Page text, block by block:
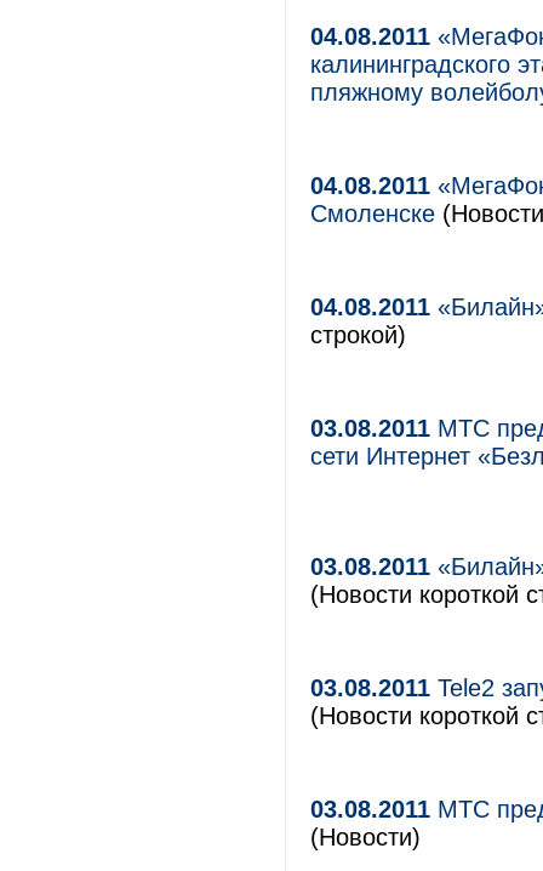
04.08.2011
калининградского
пляжному
04.08.2011
Cмоленске
04.08.2011
строкой)
03.08.2011 МТС
сети Интернет
03.08.2011
(Новости короткой
03.08.2011 Tele2
(Новости короткой
03.08.2011 МТС
(Новости)